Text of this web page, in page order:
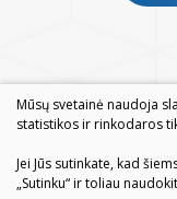
Mūsų svetainė naudoja
statistikos ir rinkodaros
Jei Jūs sutinkate, kad
„Sutinku“ ir toliau